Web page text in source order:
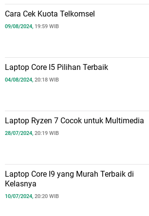
Cara Cek Kuota Telkomsel
09/08/2024, 19:59 WIB
Laptop Core I5 Pilihan Terbaik
04/08/2024, 20:18 WIB
Laptop Ryzen 7 Cocok untuk Multimedia
28/07/2024, 20:19 WIB
Laptop Core I9 yang Murah Terbaik di
Kelasnya
10/07/2024, 20:20 WIB